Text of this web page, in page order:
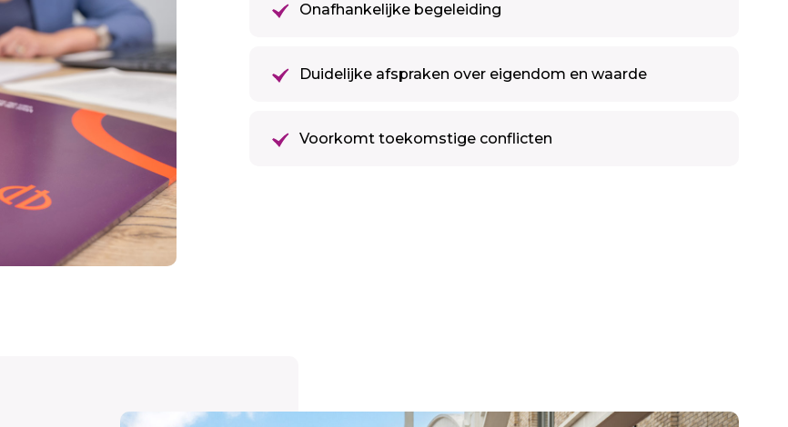
Onafhankelijke begeleiding
Duidelijke afspraken over eigendom en waarde
Voorkomt toekomstige conflicten